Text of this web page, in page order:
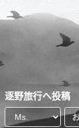
逐野旅行へ投稿